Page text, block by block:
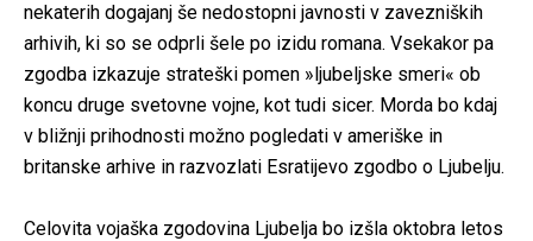
nekaterih dogajanj še nedostopni javnosti v zavezniških
arhivih, ki so se odprli šele po izidu romana. Vsekakor pa
zgodba izkazuje strateški pomen »ljubeljske smeri« ob
koncu druge svetovne vojne, kot tudi sicer. Morda bo kdaj
v bližnji prihodnosti možno pogledati v ameriške in
britanske arhive in razvozlati Esratijevo zgodbo o Ljubelju.
Celovita vojaška zgodovina Ljubelja bo izšla oktobra letos